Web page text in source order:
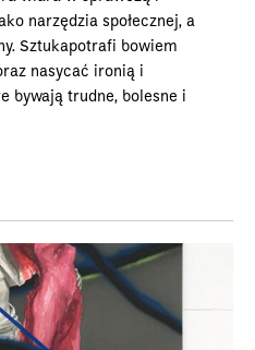
narzędzia społecznej, a
Sztukapotrafi bowiem
nasycać ironią i
bywają trudne, bolesne i